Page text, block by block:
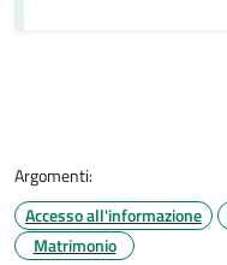
Argomenti:
Accesso all'informazione
Matrimonio